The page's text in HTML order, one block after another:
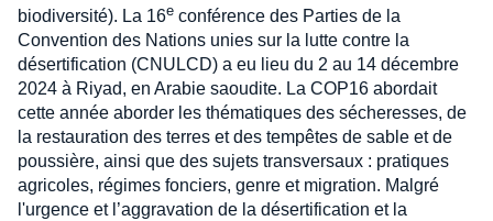
biodiversité). La 16e conférence des Parties de la
Convention des Nations unies sur la lutte contre la
désertification (CNULCD) a eu lieu du 2 au 14 décembre
2024 à Riyad, en Arabie saoudite. La COP16 abordait
cette année aborder les thématiques des sécheresses, de
la restauration des terres et des tempêtes de sable et de
poussière, ainsi que des sujets transversaux : pratiques
agricoles, régimes fonciers, genre et migration. Malgré
l'urgence et l’aggravation de la désertification et la